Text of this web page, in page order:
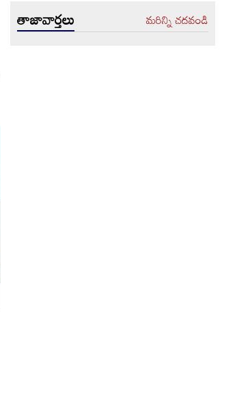
తాజావార్తలు మరిన్ని చదవండి